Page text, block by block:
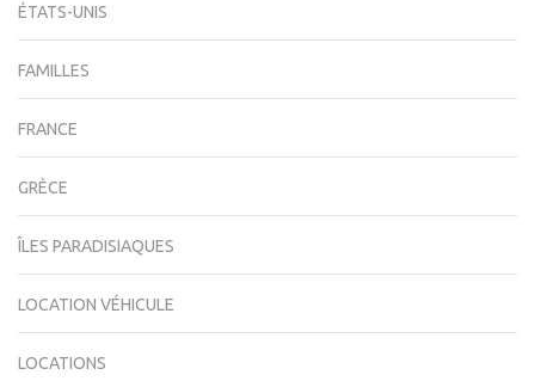
ÉTATS-UNIS
FAMILLES
FRANCE
GRÈCE
ÎLES PARADISIAQUES
LOCATION VÉHICULE
LOCATIONS